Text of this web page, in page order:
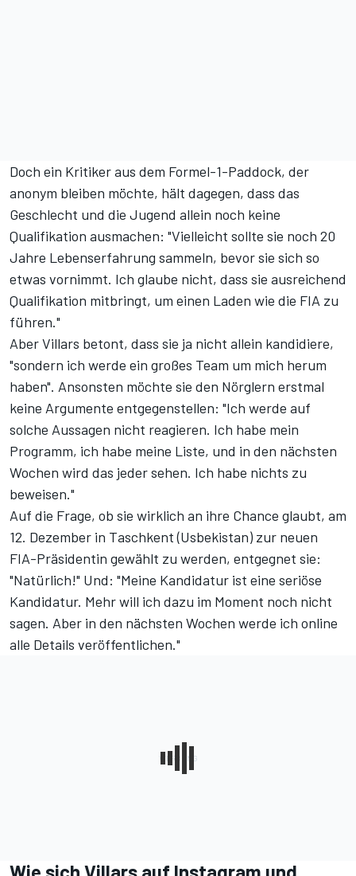
Doch ein Kritiker aus dem Formel-1-Paddock, der
anonym bleiben möchte, hält dagegen, dass das
Geschlecht und die Jugend allein noch keine
Qualifikation ausmachen: "Vielleicht sollte sie noch 20
Jahre Lebenserfahrung sammeln, bevor sie sich so
etwas vornimmt. Ich glaube nicht, dass sie ausreichend
Qualifikation mitbringt, um einen Laden wie die FIA zu
führen."
Aber Villars betont, dass sie ja nicht allein kandidiere,
"sondern ich werde ein großes Team um mich herum
haben". Ansonsten möchte sie den Nörglern erstmal
keine Argumente entgegenstellen: "Ich werde auf
solche Aussagen nicht reagieren. Ich habe mein
Programm, ich habe meine Liste, und in den nächsten
Wochen wird das jeder sehen. Ich habe nichts zu
beweisen."
Auf die Frage, ob sie wirklich an ihre Chance glaubt, am
12. Dezember in Taschkent (Usbekistan) zur neuen
FIA-Präsidentin gewählt zu werden, entgegnet sie:
"Natürlich!" Und: "Meine Kandidatur ist eine seriöse
Kandidatur. Mehr will ich dazu im Moment noch nicht
sagen. Aber in den nächsten Wochen werde ich online
alle Details veröffentlichen."